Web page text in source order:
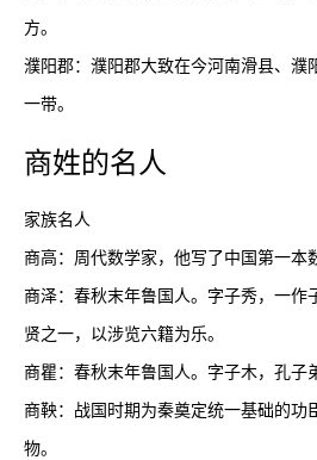
方。
濮阳郡：濮阳郡大致在今河南滑县、濮
一带。
商姓的名人
家族名人
商高：周代数学家，他写了中国第一本
商泽：春秋末年鲁国人。字子秀，一作
贤之一，以涉览六籍为乐。
商瞿：春秋末年鲁国人。字子木，孔子
商鞅：战国时期为秦奠定统一基础的功
物。